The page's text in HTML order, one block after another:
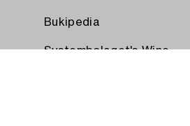
Bukipedia
Systembolaget's Wine